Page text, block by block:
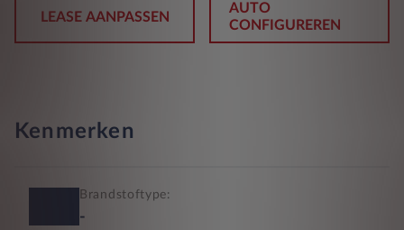
LEASE AANPASSEN
AUTO
CONFIGUREREN
Kenmerken
Brandstoftype:
-